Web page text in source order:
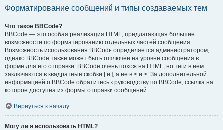
Форматирование сообщений и типы создаваемых тем
Что такое BBCode?
BBCode — это особая реализация HTML, предлагающая большие
возможности по форматированию отдельных частей сообщения.
Возможность использования BBCode определяется администратором,
однако BBCode также может быть отключён на уровне сообщения в
форме для его отправки. BBCode очень похож на HTML, но теги в нём
заключаются в квадратные скобки [ и ], а не в < и >. За дополнительной
информацией о BBCode обратитесь к руководству по BBCode, ссылка на
которое доступна из формы отправки сообщений.
Вернуться к началу
Могу ли я использовать HTML?